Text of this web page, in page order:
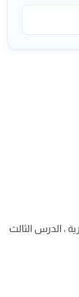
، الدرس الثالث